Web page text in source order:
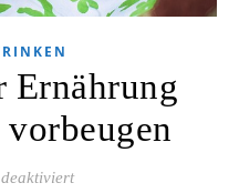
Ernährung
für Mit gesunder